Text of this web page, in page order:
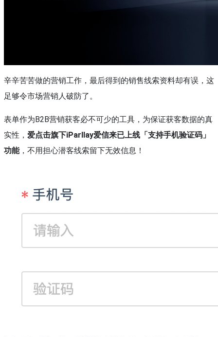
辛辛苦苦做的营销工作，最后得到的销售线索资料却有误，这
足够令市场营销人破防了。
表单作为B2B营销获客必不可少的工具，为保证获客数据的真
实性， 爱点击旗下iParllay爱信来已上线「支持手机验证码」
功能，不用担心潜客线索留下无效信息！